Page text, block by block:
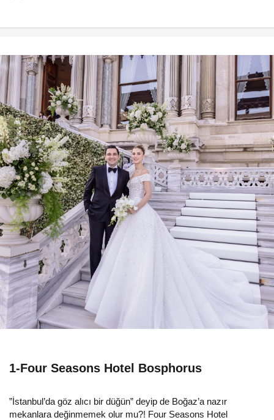
1-Four Seasons Hotel Bosphorus
”İstanbul’da göz alıcı bir düğün” deyip de Boğaz’a nazır
mekanlara değinmemek olur mu?! Four Seasons Hotel